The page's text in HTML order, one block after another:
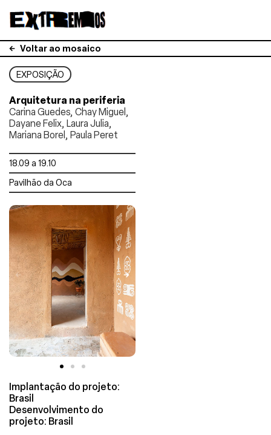
Voltar ao mosaico
EXPOSIÇÃO
Arquitetura na periferia
Carina Guedes, Chay Miguel,
Dayane Felix, Laura Julia,
Mariana Borel, Paula Peret
18.09 a 19.10
Pavilhão da Oca
Implantação do projeto:
Brasil
Desenvolvimento do
projeto: Brasil